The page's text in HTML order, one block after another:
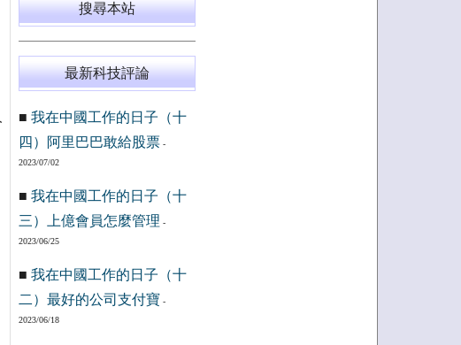
搜尋本站
最新科技評論
■ 我在中國工作的日子（十
四）阿里巴巴敢給股票-
2023/07/02
■ 我在中國工作的日子（十
三）上億會員怎麼管理 -
2023/06/25
■ 我在中國工作的日子（十
二）最好的公司支付寶 -
2023/06/18